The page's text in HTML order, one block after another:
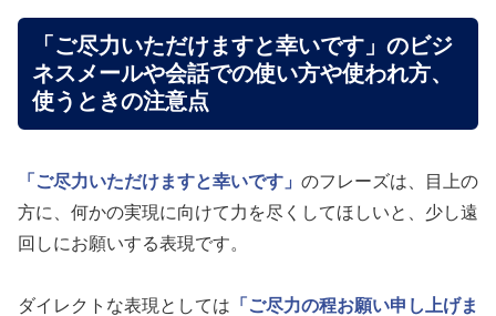
「ご尽力いただけますと幸いです」のビジ
ネスメールや会話での使い方や使われ方、
使うときの注意点
「ご尽力いただけますと幸いです」 のフレーズは、目上の
方に、何かの実現に向けて力を尽くしてほしいと、少し遠
回しにお願いする表現です。
ダイレクトな表現としては 「ご尽力の程お願い申し上げま